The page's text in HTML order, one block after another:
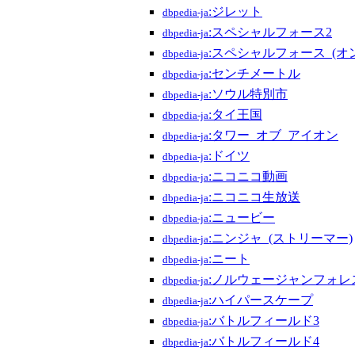
dbpedia-ja:ジレット
dbpedia-ja:スペシャルフォース2
dbpedia-ja:スペシャルフォース_(オ
dbpedia-ja:センチメートル
dbpedia-ja:ソウル特別市
dbpedia-ja:タイ王国
dbpedia-ja:タワー_オブ_アイオン
dbpedia-ja:ドイツ
dbpedia-ja:ニコニコ動画
dbpedia-ja:ニコニコ生放送
dbpedia-ja:ニュービー
dbpedia-ja:ニンジャ_(ストリーマー)
dbpedia-ja:ニート
dbpedia-ja:ノルウェージャンフォレ
dbpedia-ja:ハイパースケープ
dbpedia-ja:バトルフィールド3
dbpedia-ja:バトルフィールド4